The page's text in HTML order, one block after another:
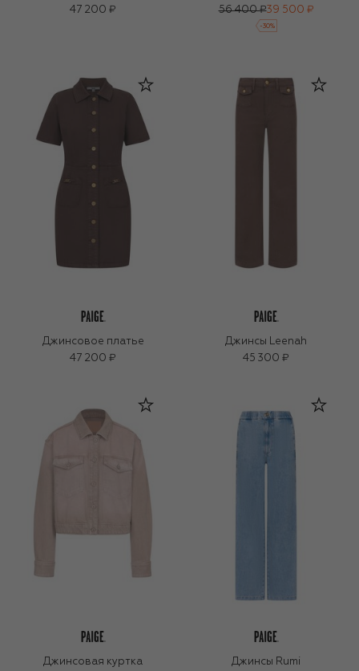
47 200 ₽
56 400 ₽39 500 ₽
-30%
Джинсовое платье
47 200 ₽
Джинсы Leenah
45 300 ₽
Джинсовая куртка
Джинсы Rumi